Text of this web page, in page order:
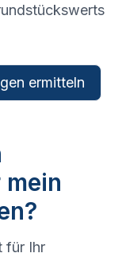
ermitteln
für Ihr